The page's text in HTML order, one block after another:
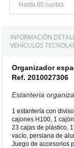
Hasta 60 cuotas
INFORMACIÓN
VEHÍCULOS
Organizador
Ref. 2010027306
Estanteria
1 estantería con
cajones H100, 1
23 cajas de plástico,
vacío, persiana de
Juego de accesorios